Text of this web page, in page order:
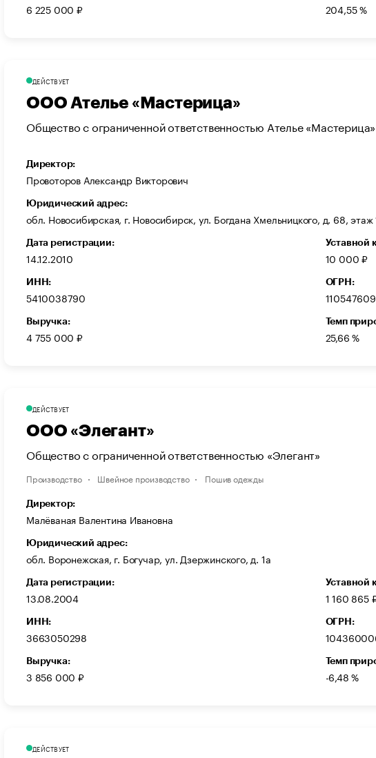
6 225 000 ₽ 204,55 %
ДЕЙСТВУЕТ
ООО Ателье «Мастерица»
Общество с ограниченной ответственностью Ателье «Мастерица»
Директор:
Провоторов Александр Викторович
Юридический адрес:
обл. Новосибирская, г. Новосибирск, ул. Богдана Хмельницкого, д. 68,
Дата регистрации:
14.12.2010
Уставной
10 000 ₽
ИНН:
5410038790
ОГРН:
Выручка:
4 755 000 ₽
Темп
25,66 %
ДЕЙСТВУЕТ
ООО «Элегант»
Общество с ограниченной ответственностью «Элегант»
Производство Швейное производство Пошив одежды
Директор:
Малёваная Валентина Ивановна
Юридический адрес:
обл. Воронежская, г. Богучар, ул. Дзержинского, д. 1а
Дата регистрации:
13.08.2004
Уставной
1 160 865
ИНН:
3663050298
ОГРН:
Выручка:
3 856 000 ₽
Темп
-6,48 %
ДЕЙСТВУЕТ